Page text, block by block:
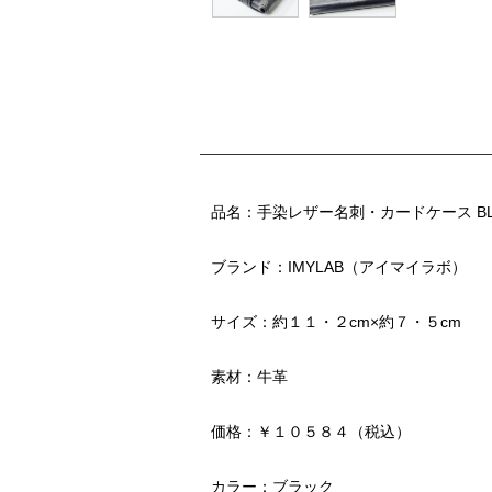
品名：手染レザー名刺・カードケース
ブランド：IMYLAB（アイマイラボ）
サイズ：約１１・２cm×約７・５cm
素材：牛革
価格：￥１０５８４（税込）
カラー：ブラック